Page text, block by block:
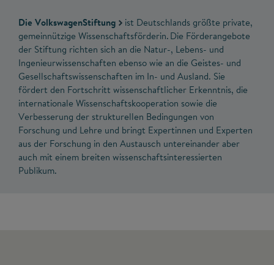
Die VolkswagenStiftung
ist Deutschlands größte private,
gemeinnützige Wissenschaftsförderin. Die Förderangebote
der Stiftung richten sich an die Natur-, Lebens- und
Ingenieurwissenschaften ebenso wie an die Geistes- und
Gesellschaftswissenschaften im In- und Ausland. Sie
fördert den Fortschritt wissenschaftlicher Erkenntnis, die
internationale Wissenschaftskooperation sowie die
Verbesserung der strukturellen Bedingungen von
Forschung und Lehre und bringt Expertinnen und Experten
aus der Forschung in den Austausch untereinander aber
auch mit einem breiten wissenschaftsinteressierten
Publikum.